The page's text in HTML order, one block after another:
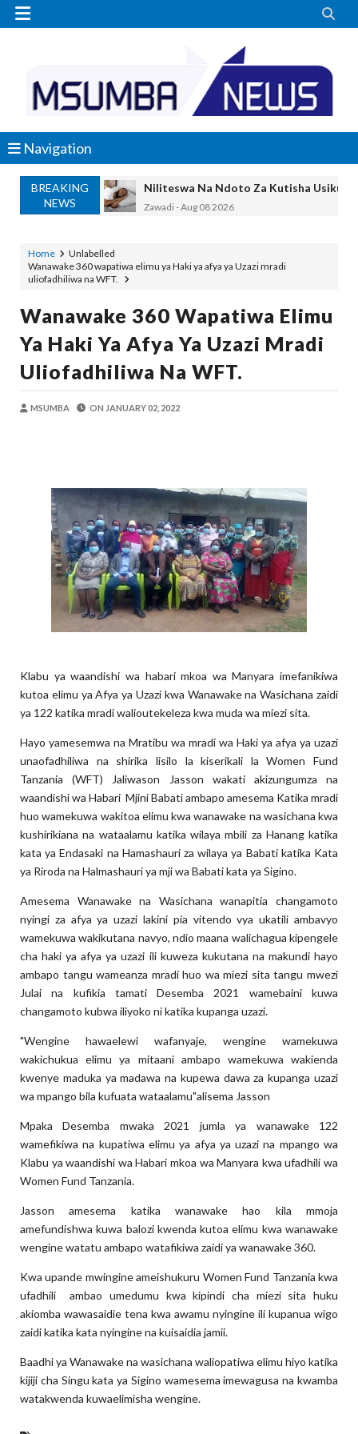
 
Navigation
BREAKING
NEWS
Niliteswa Na Ndoto Za Kutisha Usiku,
Zawadi -Aug 08 2026
TANZANIA YAANGAZA TEKNOLOJIA
MGALU APONGEZA HATUA ZA
MSUMBA - Aug 08 2026
WMA YAPONGEZWA KWA
OKULY BLOG-Aug 08 2026
OSCAR ASSENGA
Alex Sonna-Aug 08 2026
WMA YAPONGEZWA KWA
MSUMBA-Aug 08 2026
Nilishikilia Cheo Kile Kile Kwa Miaka
Zawadi-Aug 08 2026
Home
Unlabelled
Wanawake 360 wapatiwa elimu ya Haki ya afya ya Uzazi mradi
uliofadhiliwa na WFT.
Wanawake 360 Wapatiwa Elimu
Ya Haki Ya Afya Ya Uzazi Mradi
Uliofadhiliwa Na WFT.
MSUMBA ON JANUARY 02, 2022
Klabu ya waandishi wa habari mkoa wa Manyara imefanikiwa
kutoa elimu ya Afya ya Uzazi kwa Wanawake na Wasichana zaidi
ya 122 katika mradi walioutekeleza kwa muda wa miezi sita.
Hayo yamesemwa na Mratibu wa mradi wa Haki ya afya ya uzazi
unaofadhiliwa na shirika lisilo la kiserikali la Women Fund
Tanzania (WFT) Jaliwason Jasson wakati akizungumza na
waandishi wa Habari Mjini Babati ambapo amesema Katika mradi
huo wamekuwa wakitoa elimu kwa wanawake na wasichana kwa
kushirikiana na wataalamu katika wilaya mbili za Hanang katika
kata ya Endasaki na Hamashauri za wilaya ya Babati katika Kata
ya Riroda na Halmashauri ya mji wa Babati kata ya Sigino.
Amesema Wanawake na Wasichana wanapitia changamoto
nyingi za afya ya uzazi lakini pia vitendo vya ukatili ambavyo
wamekuwa wakikutana navyo, ndio maana walichagua kipengele
cha haki ya afya ya uzazi ili kuweza kukutana na makundi hayo
ambapo tangu wameanza mradi huo wa miezi sita tangu mwezi
Julai na kufikia tamati Desemba 2021 wamebaini kuwa
changamoto kubwa iliyoko ni katika kupanga uzazi.
"Wengine hawaelewi wafanyaje, wengine wamekuwa
wakichukua elimu ya mitaani ambapo wamekuwa wakienda
kwenye maduka ya madawa na kupewa dawa za kupanga uzazi
wa mpango bila kufuata wataalamu"alisema Jasson
Mpaka Desemba mwaka 2021 jumla ya wanawake 122
wamefikiwa na kupatiwa elimu ya afya ya uzazi na mpango wa
Klabu ya waandishi wa Habari mkoa wa Manyara kwa ufadhili wa
Women Fund Tanzania.
Jasson amesema katika wanawake hao kila mmoja
amefundishwa kuwa balozi kwenda kutoa elimu kwa wanawake
wengine watatu ambapo watafikiwa zaidi ya wanawake 360.
Kwa upande mwingine ameishukuru Women Fund Tanzania kwa
ufadhili ambao umedumu kwa kipindi cha miezi sita huku
akiomba wawasaidie tena kwa awamu nyingine ili kupanua wigo
zaidi katika kata nyingine na kuisaidia jamii.
Baadhi ya Wanawake na wasichana waliopatiwa elimu hiyo katika
kijiji cha Singu kata ya Sigino wamesema imewagusa na kwamba
watakwenda kuwaelimisha wengine.